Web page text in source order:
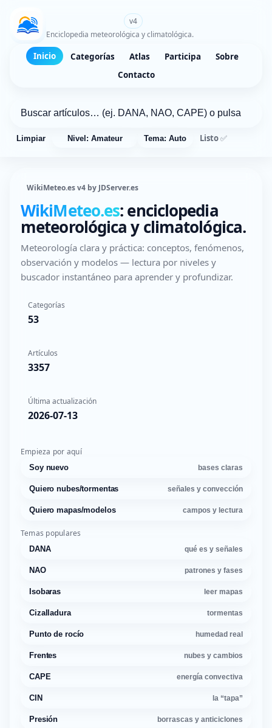
v4
Enciclopedia meteorológica y climatológica.
Inicio Categorías Atlas Participa
Sobre
Contacto
Limpiar Nivel: Amateur Tema: Auto Listo ✅
WikiMeteo.es v4 by JDServer.es
WikiMeteo.es: enciclopedia
meteorológica y climatológica.
Meteorología clara y práctica: conceptos, fenómenos,
observación y modelos — lectura por niveles y
buscador instantáneo para aprender y profundizar.
Categorías
53
Artículos
3357
Última actualización
2026-07-13
Empieza por aquí
Soy nuevo bases claras
Quiero nubes/tormentas señales y convección
Quiero mapas/modelos campos y lectura
Temas populares
DANA qué es y señales
NAO patrones y fases
Isobaras leer mapas
Cizalladura tormentas
Punto de rocío humedad real
Frentes nubes y cambios
CAPE energía convectiva
CIN la “tapa”
Presión borrascas y anticiclones